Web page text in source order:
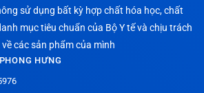
sử dụng bất kỳ hợp chất hóa học, chất
mục tiêu chuẩn của Bộ Y tế và chịu trách
các sản phẩm của mình
HƯNG